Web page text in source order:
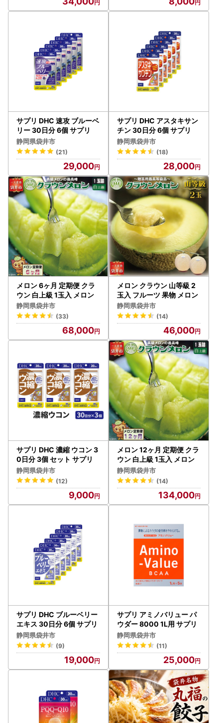
サプリ DHC 速攻 ブルーベ
リー 30日分 6個 サプリ
静岡県袋井市
(21)
29,000
サプリ DHC アスタキサン
チン 30日分 6個 サプリ
静岡県袋井市
(18)
28,000
メロン 6ヶ月 定期便 クラ
ウン 白上級 1玉入 メロン
静岡県袋井市
(33)
68,000
メロン クラウン 山等級 2
玉入 フルーツ 果物 メロン
静岡県袋井市
(14)
46,000
サプリ DHC 濃縮 ウコン 3
0日分 3個 セット サプリ
静岡県袋井市
(12)
9,000
メロン 12ヶ月 定期便 クラ
ウン 白上級 1玉入 メロン
静岡県袋井市
(14)
134,000
サプリ DHC ブルーベリー
エキス 30日分 6個 サプリ
静岡県袋井市
(9)
19,000
サプリ アミノバリュー パ
ウダー 8000 1L用 サプリ
静岡県袋井市
(11)
25,000